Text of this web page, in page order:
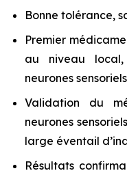
Bonne tolérance,
Premier
au niveau
neurones sensoriels
Validation du
neurones
large éventail
Résultats